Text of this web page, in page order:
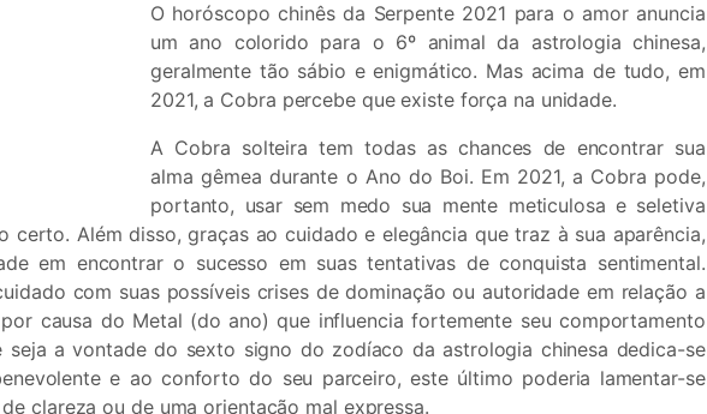
O horóscopo chinês da Serpente 2021 para o amor anuncia
um ano colorido para o 6º animal da astrologia chinesa,
geralmente tão sábio e enigmático. Mas acima de tudo, em
2021, a Cobra percebe que existe força na unidade.
A Cobra solteira tem todas as chances de encontrar sua
alma gêmea durante o Ano do Boi. Em 2021, a Cobra pode,
portanto, usar sem medo sua mente meticulosa e seletiva
certo. Além disso, graças ao cuidado e elegância que traz à sua aparência,
em encontrar o sucesso em suas tentativas de conquista sentimental.
com suas possíveis crises de dominação ou autoridade em relação a
causa do Metal (do ano) que influencia fortemente seu comportamento
seja a vontade do sexto signo do zodíaco da astrologia chinesa dedica-se
e ao conforto do seu parceiro, este último poderia lamentar-se
clareza ou de uma orientação mal expressa.